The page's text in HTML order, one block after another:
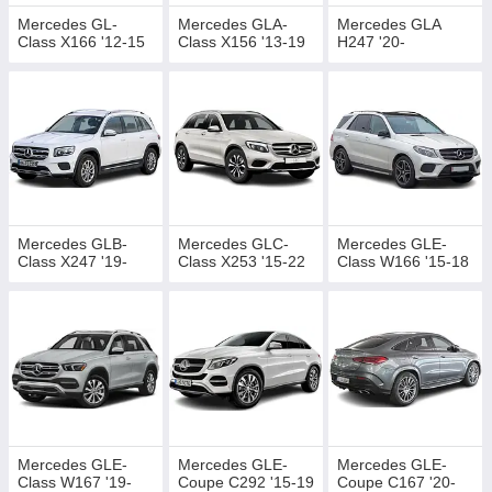
Mercedes GLE-Coupe C292 '15-
19 https://avtokovriki.in.ua/g114291064-mercedes-gle-
coupe
coupe
Mercedes GLK-Class X204 '08-
15 https://avtokovriki.in.ua/g114291124-mercedes-glk-
Mercedes GLS-Class X166 '15-
19https://avtokovriki.in.ua/g133478842-mercedes-gls-
class
class
Mercedes ML-Class W163 '98-
05 https://avtokovriki.in.ua/g114291393-mercedes-class-
w163
11 https://avtokovriki.in.ua/g114291396-mercedes-class-
w164
Mercedes GL-
Class X166 '12-15
Mercedes GLA-
Class X156 '13-19
Mercedes GLA
H247 '20-
Mercedes GLB-
Class X247 '19-
Mercedes GLC-
Class X253 '15-22
Mercedes GLE-
Class W166 '15-18
Mercedes GLE-
Class W167 '19-
Mercedes GLE-
Coupe C292 '15-19
Mercedes GLE-
Coupe C167 '20-